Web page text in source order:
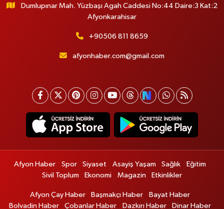
Dumlupınar Mah. Yüzbaşı Agah Caddesi No:44 Daire:3 Kat:2
Afyonkarahisar
+90506 811 8659
afyonhaber.com@gmail.com
Afyon Haber Spor Siyaset Asayiş Yaşam Sağlık
Eğitim
Sivil Toplum
Ekonomi Magazin Etkinlikler
Afyon Çay Haber Başmakçı Haber
Bayat Haber
Bolvadin Haber
Çobanlar Haber Dazkırı Haber Dinar Haber